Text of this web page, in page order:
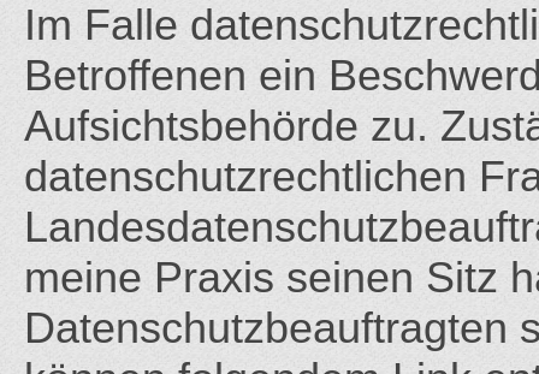
Im Falle
Betroffenen ein
Aufsichtsbehörde zu.
datenschutzrechtlichen
meine Praxis seinen Sitz
Datenschutzbeauftragten